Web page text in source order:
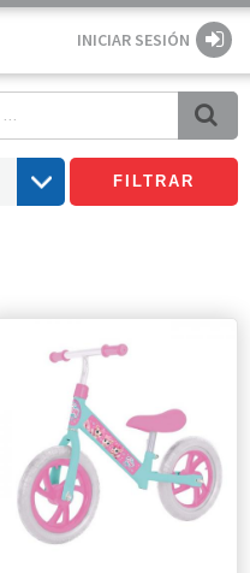
INICIAR SESIÓN
FILTRAR